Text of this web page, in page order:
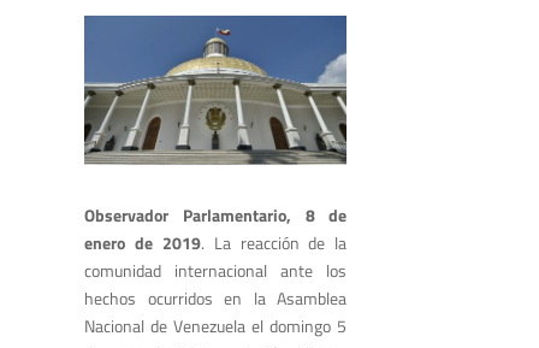
Observador Parlamentario, 8 de
enero de 2019. La reacción de la
comunidad internacional ante los
hechos ocurridos en la Asamblea
Nacional de Venezuela el domingo 5